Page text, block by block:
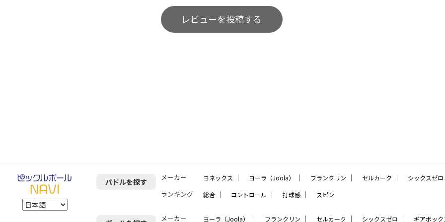
レビューを投稿する
パドルを探す メーカー ヨネックス ｜ ヨーラ（Joola） ｜ フランクリン ｜ セルカーク ｜ シックスゼロ
ランキング 総合 ｜ コントロール ｜ 打球感 ｜ スピン
メーカー ヨーラ（Joola） ｜ フランクリン ｜ セルカーク ｜ シックスゼロ ｜ ギアボック